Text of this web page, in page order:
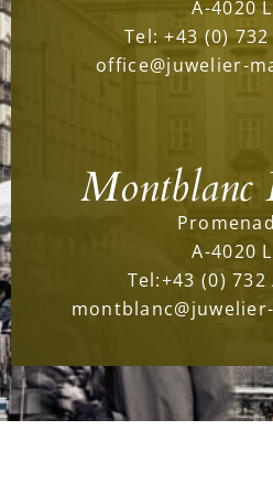
A-4020
Tel:+43 (0)
office@juwelier-
Montblanc
A-4020
Tel:+43 (0)